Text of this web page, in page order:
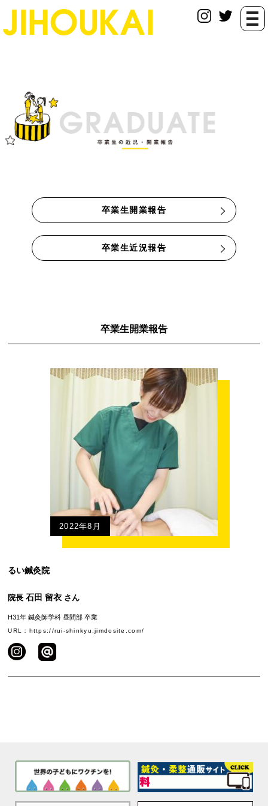
卒業生開業報告
卒業生近況報告
卒業生開業報告
2022年8月
るい鍼灸院
院長石田 留衣 さん
H31年 鍼灸師学科 昼間部 卒業
URL：https://rui-shinkyu.jimdosite.com/